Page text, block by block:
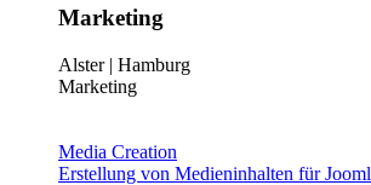
Marketing
Alster | Hamburg
Marketing
Media Creation
Erstellung von Medieninhalten für